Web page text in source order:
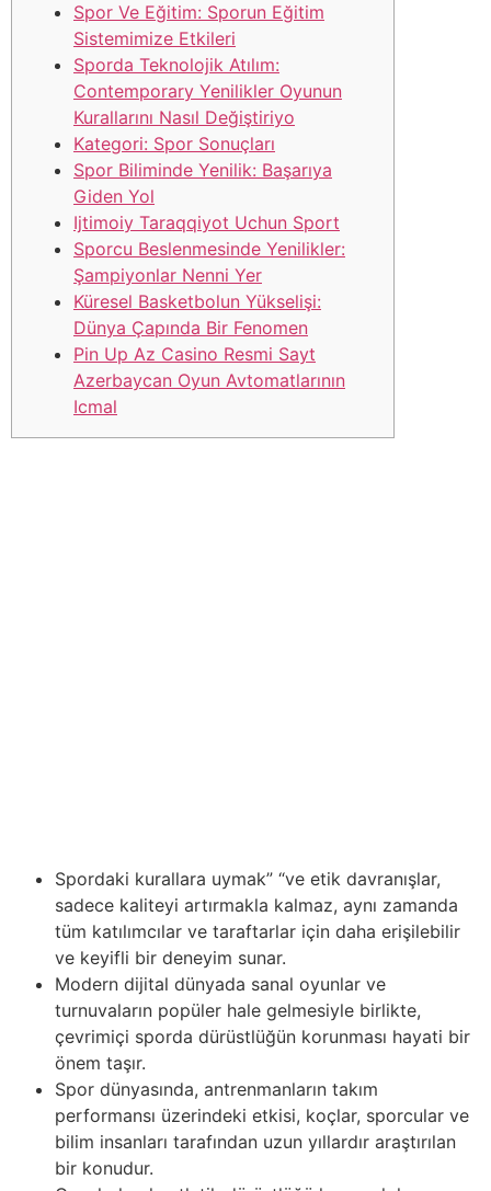
Spor Ve Eğitim: Sporun Eğitim
Sistemimize Etkileri
Sporda Teknolojik Atılım:
Contemporary Yenilikler Oyunun
Kurallarını Nasıl Değiştiriyo
Kategori: Spor Sonuçları
Spor Biliminde Yenilik: Başarıya
Giden Yol
Ijtimoiy Taraqqiyot Uchun Sport
Sporcu Beslenmesinde Yenilikler:
Şampiyonlar Nenni Yer
Küresel Basketbolun Yükselişi:
Dünya Çapında Bir Fenomen
Pin Up Az Casino Resmi Sayt
Azerbaycan Oyun Avtomatlarının
Icmal
Spordaki kurallara uymak” “ve etik davranışlar,
sadece kaliteyi artırmakla kalmaz, aynı zamanda
tüm katılımcılar ve taraftarlar için daha erişilebilir
ve keyifli bir deneyim sunar.
Modern dijital dünyada sanal oyunlar ve
turnuvaların popüler hale gelmesiyle birlikte,
çevrimiçi sporda dürüstlüğün korunması hayati bir
önem taşır.
Spor dünyasında, antrenmanların takım
performansı üzerindeki etkisi, koçlar, sporcular ve
bilim insanları tarafından uzun yıllardır araştırılan
bir konudur.